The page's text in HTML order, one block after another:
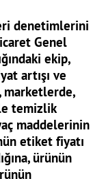
denetimlerini
Genel
ekip,
artışı ve
temizlik
maddelerinin
etiket fiyatı
ürünün